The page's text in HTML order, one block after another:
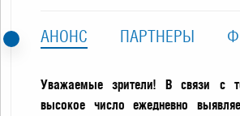
АНОНС ПАРТНЕРЫ
Уважаемые зрители! В связи с
высокое число ежедневно